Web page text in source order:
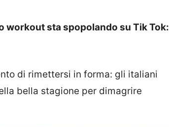
workout sta spopolando su Tik Tok:
di rimettersi in forma: gli italiani
bella stagione per dimagrire